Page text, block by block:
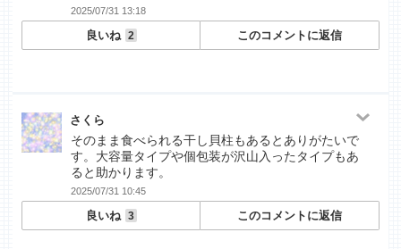
2025/07/31 13:18
良いね 2 このコメントに返信
さくら
そのまま食べられる干し貝柱もあるとありがたいで
す。大容量タイプや個包装が沢山入ったタイプもあ
ると助かります。
2025/07/31 10:45
良いね 3 このコメントに返信